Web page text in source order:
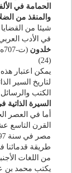
الحمامة في
والمنقذ من
شيئا من
في الأدب
خلدون(ت-707
(
24
)
يمكن اعتبار
لتاريخ السير
الكتب
السيرة
أما في العصر
القرن التاسع
مصر في سنة
طريقة قدمائنا
من اللغات
يكتب محمد بن